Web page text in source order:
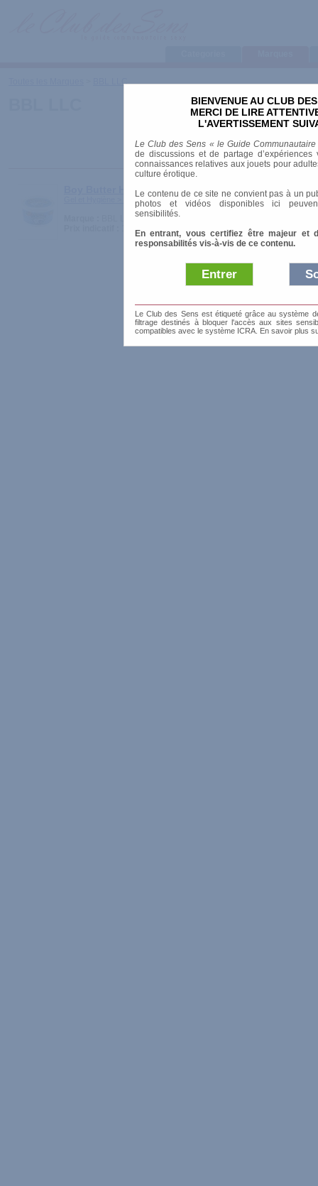
BIENVENUE AU CLUB
MERCI DE LIRE
L'AVERTISSEMENT
Le Club des Sens « le Guide
de discussions et de partage
connaissances relatives aux jouets pour
culture érotique.
Le contenu de ce site ne convient pas à un
photos et vidéos disponibles ici
sensibilités.
En entrant, vous certifiez être majeur et
responsabilités vis-à-vis de ce contenu.
Entrer
Le Club des Sens est étiqueté grâce au système
filtrage destinés à bloquer l'accès aux sites
compatibles avec le système ICRA. En savoir plus
BBL LLC
Boy Butter H2O
Gel et Hygiène > Lubrifiants
BBL LLC
18.99 €